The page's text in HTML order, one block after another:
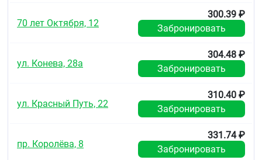
70 лет Октября, 12
300.39 ₽
Забронировать
ул. Конева, 28а
304.48 ₽
Забронировать
ул. Красный Путь, 22
310.40 ₽
Забронировать
пр. Королёва, 8
331.74 ₽
Забронировать